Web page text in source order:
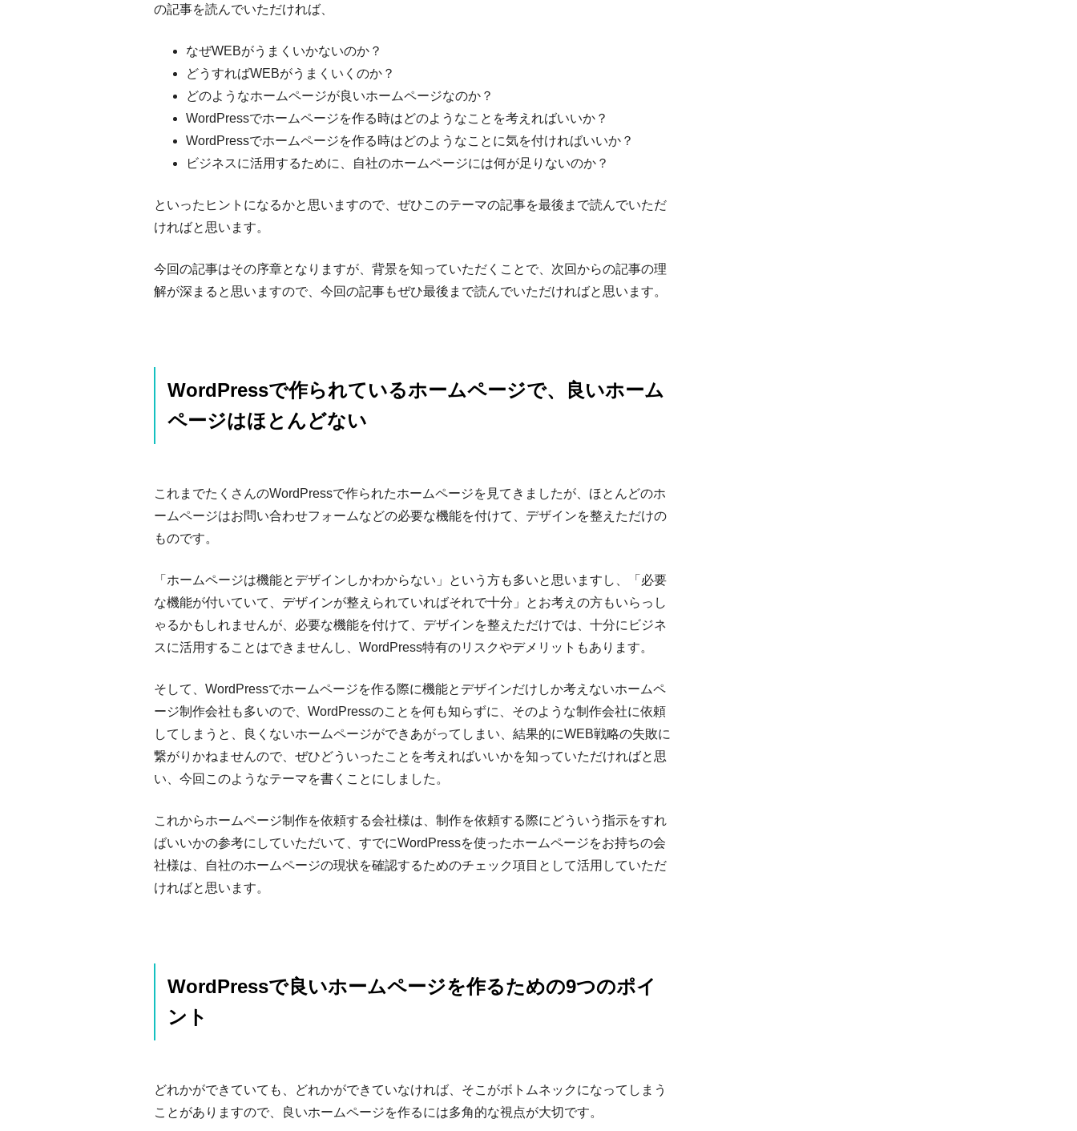
の記事を読んでいただければ、
なぜWEBがうまくいかないのか？
どうすればWEBがうまくいくのか？
どのようなホームページが良いホームページなのか？
WordPressでホームページを作る時はどのようなことを考えればいいか？
WordPressでホームページを作る時はどのようなことに気を付ければいいか？
ビジネスに活用するために、自社のホームページには何が足りないのか？
といったヒントになるかと思いますので、ぜひこのテーマの記事を最後まで読んでいただ
ければと思います。
今回の記事はその序章となりますが、背景を知っていただくことで、次回からの記事の理
解が深まると思いますので、今回の記事もぜひ最後まで読んでいただければと思います。
WordPressで作られているホームページで、良いホーム
ページはほとんどない
これまでたくさんのWordPressで作られたホームページを見てきましたが、ほとんどのホ
ームページはお問い合わせフォームなどの必要な機能を付けて、デザインを整えただけの
ものです。
「ホームページは機能とデザインしかわからない」という方も多いと思いますし、「必要
な機能が付いていて、デザインが整えられていればそれで十分」とお考えの方もいらっし
ゃるかもしれませんが、必要な機能を付けて、デザインを整えただけでは、十分にビジネ
スに活用することはできませんし、WordPress特有のリスクやデメリットもあります。
そして、WordPressでホームページを作る際に機能とデザインだけしか考えないホームペ
ージ制作会社も多いので、WordPressのことを何も知らずに、そのような制作会社に依頼
してしまうと、良くないホームページができあがってしまい、結果的にWEB戦略の失敗に
繋がりかねませんので、ぜひどういったことを考えればいいかを知っていただければと思
い、今回このようなテーマを書くことにしました。
これからホームページ制作を依頼する会社様は、制作を依頼する際にどういう指示をすれ
ばいいかの参考にしていただいて、すでにWordPressを使ったホームページをお持ちの会
社様は、自社のホームページの現状を確認するためのチェック項目として活用していただ
ければと思います。
WordPressで良いホームページを作るための9つのポイ
ント
どれかができていても、どれかができていなければ、そこがボトムネックになってしまう
ことがありますので、良いホームページを作るには多角的な視点が大切です。